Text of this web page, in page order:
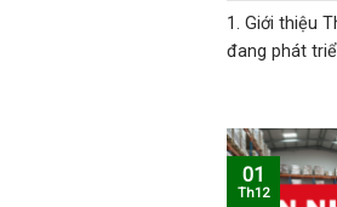
1. Giới thiệu
đang phát
01
Th12